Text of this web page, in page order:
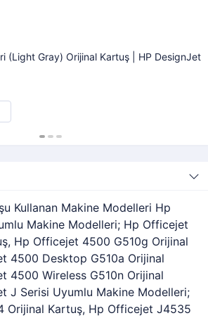
(Light Gray) Orijinal Kartuş | HP DesignJet
Kullanan Makine Modelleri Hp
Makine Modelleri; Hp Officejet
Hp Officejet 4500 G510g Orijinal
4500 Desktop G510a Orijinal
4500 Wireless G510n Orijinal
J Serisi Uyumlu Makine Modelleri;
Orijinal Kartuş, Hp Officejet J4535